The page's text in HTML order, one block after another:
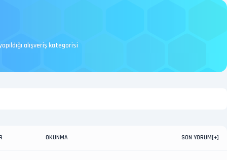
alışveriş kategorisi
OKUNMA SON YORUM[+]